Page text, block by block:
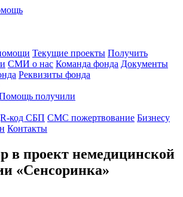
Текущие проекты Получить
СМИ о нас Команда фонда Документы
Реквизиты фонда
получили
код СБП СМС пожертвование Бизнесу
Контакты
в проект немедицинской
«Сенсоринка»